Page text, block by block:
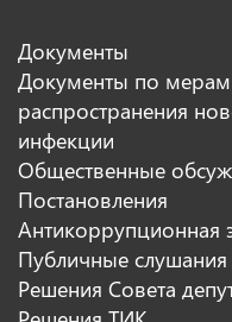
Документы
Документы по
распространения
инфекции
Общественные
Постановления
Антикоррупционная
Публичные слушания
Решения Совета